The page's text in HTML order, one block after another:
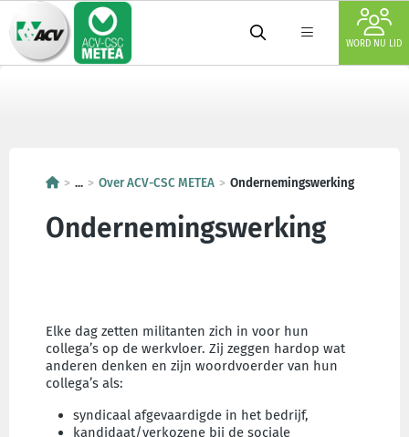
WORD NU LID
... Over ACV-CSC METEA Ondernemingswerking
Ondernemingswerking
Elke dag zetten militanten zich in voor hun
collega’s op de werkvloer. Zij zeggen hardop wat
anderen denken en zijn woordvoerder van hun
collega’s als:
syndicaal afgevaardigde in het bedrijf,
kandidaat/verkozene bij de sociale